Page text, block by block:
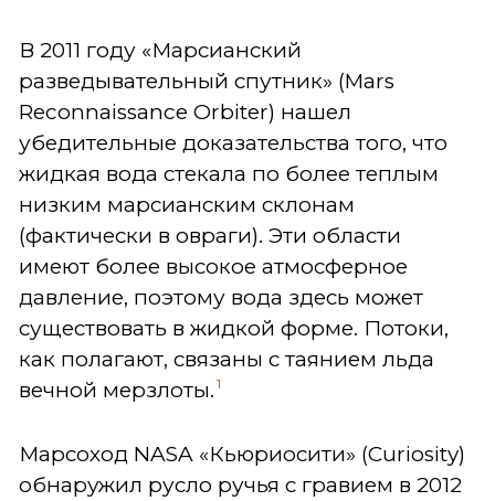
В 2011 году «Марсианский
разведывательный спутник» (Mars
Reconnaissance Orbiter) нашел
убедительные доказательства того, что
жидкая вода стекала по более теплым
низким марсианским склонам
(фактически в овраги). Эти области
имеют более высокое атмосферное
давление, поэтому вода здесь может
существовать в жидкой форме. Потоки,
как полагают, связаны с таянием льда
вечной мерзлоты. 1
Марсоход NASA «Кьюриосити» (Curiosity)
обнаружил русло ручья с гравием в 2012